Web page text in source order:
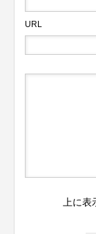
URL
上に